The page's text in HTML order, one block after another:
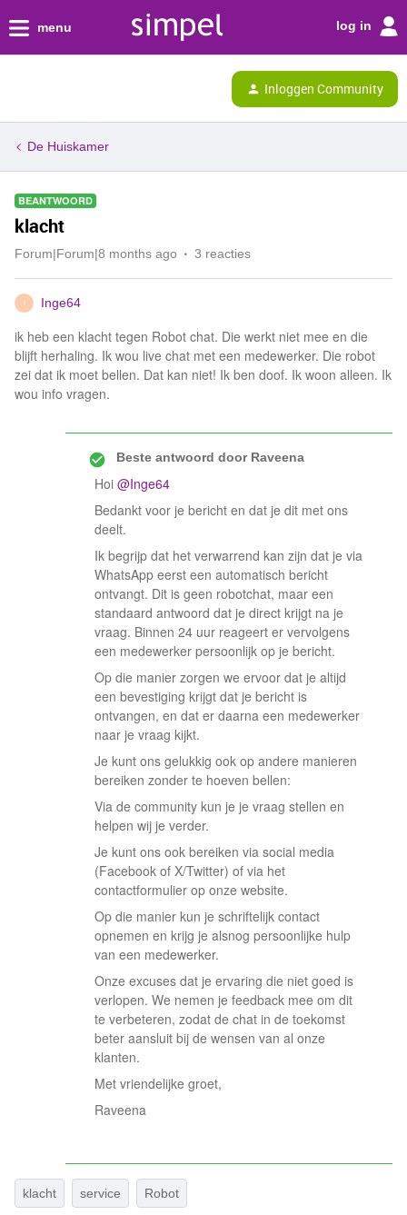
menu log in
Inloggen Community
De Huiskamer
BEANTWOORD
klacht
Forum|Forum|8 months ago 3 reacties
I Inge64
ik heb een klacht tegen Robot chat. Die werkt niet mee en die
blijft herhaling. Ik wou live chat met een medewerker. Die robot
zei dat ik moet bellen. Dat kan niet! Ik ben doof. Ik woon alleen. Ik
wou info vragen.
Beste antwoord doorRaveena
Hoi ​ @Inge64
Bedankt voor je bericht en dat je dit met ons
deelt.
Ik begrijp dat het verwarrend kan zijn dat je via
WhatsApp eerst een automatisch bericht
ontvangt. Dit is geen robotchat, maar een
standaard antwoord dat je direct krijgt na je
vraag. Binnen 24 uur reageert er vervolgens
een medewerker persoonlijk op je bericht.
Op die manier zorgen we ervoor dat je altijd
een bevestiging krijgt dat je bericht is
ontvangen, en dat er daarna een medewerker
naar je vraag kijkt.
Je kunt ons gelukkig ook op andere manieren
bereiken zonder te hoeven bellen:
Via de community kun je je vraag stellen en
helpen wij je verder.
Je kunt ons ook bereiken via social media
(Facebook of X/Twitter) of via het
contactformulier op onze website.
Op die manier kun je schriftelijk contact
opnemen en krijg je alsnog persoonlijke hulp
van een medewerker.
Onze excuses dat je ervaring die niet goed is
verlopen. We nemen je feedback mee om dit
te verbeteren, zodat de chat in de toekomst
beter aansluit bij de wensen van al onze
klanten.
Met vriendelijke groet,
Raveena
klacht service Robot